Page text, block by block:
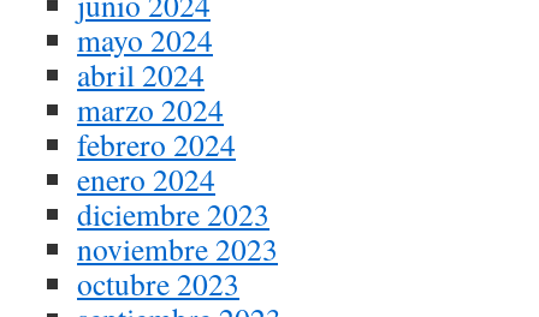
mayo 2024
abril 2024
marzo 2024
febrero 2024
enero 2024
diciembre 2023
noviembre 2023
octubre 2023